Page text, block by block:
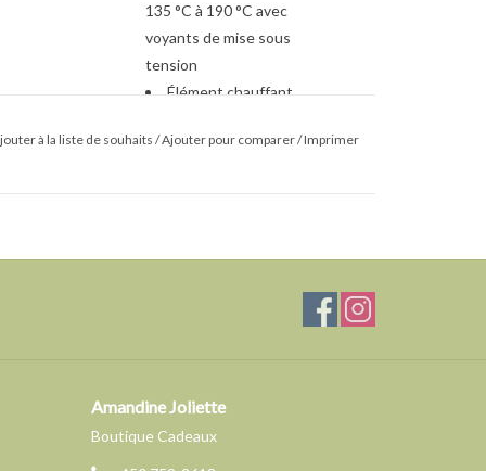
135 °C à 190 °C avec
voyants de mise sous
tension
Élément chauffant
pour un préchauffage rapide
Mécanismes de sécurité
intégrés pour une utilisation
à la liste de souhaits /Ajouter pour comparer/Imprimer
Amandine Joliette
Boutique Cadeaux